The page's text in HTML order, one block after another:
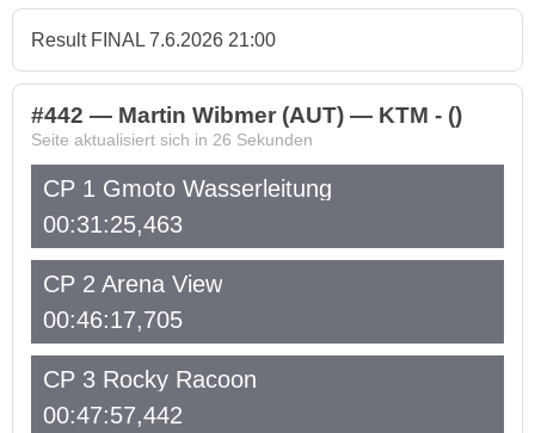
Result FINAL 7.6.2026 21:00
#442 — Martin Wibmer (AUT) — KTM - ()
Seite aktualisiert sich in 26 Sekunden
CP 1 Gmoto Wasserleitung
00:31:25,463
CP 2 Arena View
00:46:17,705
CP 3 Rocky Racoon
00:47:57,442